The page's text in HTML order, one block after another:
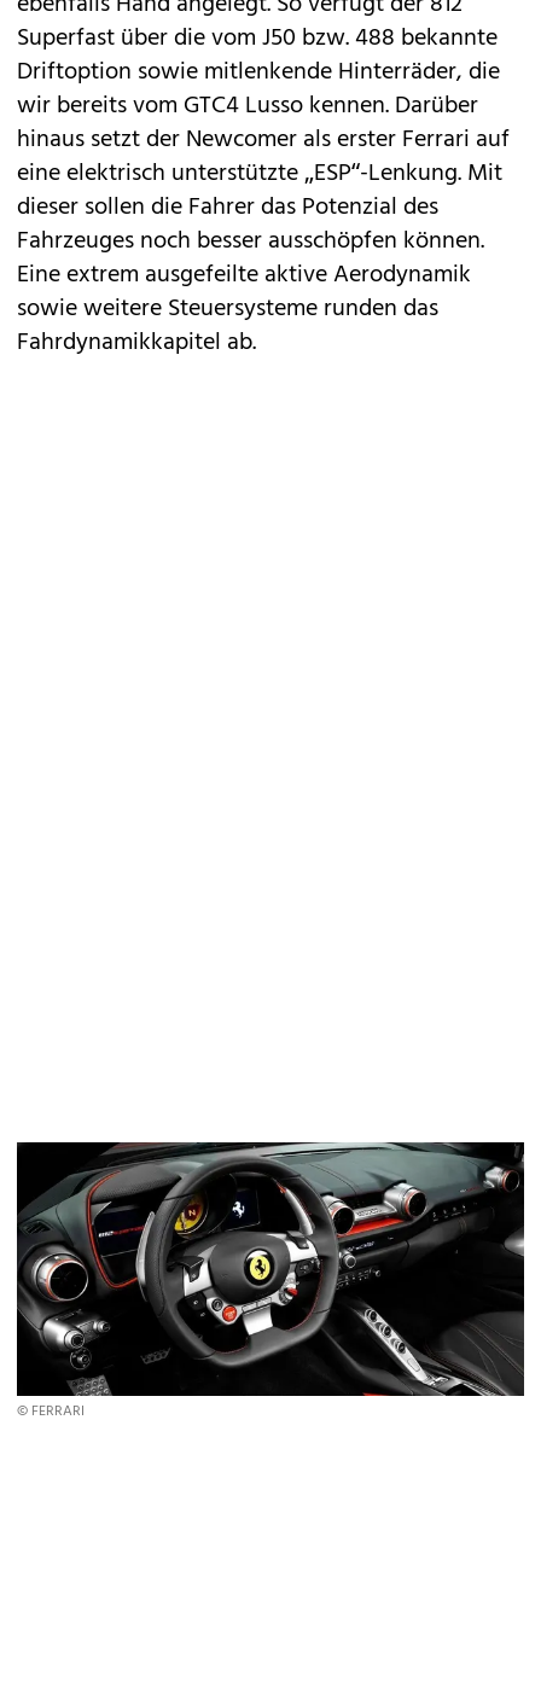
Superfast über die vomJ50 bzw.488 bekannte
Driftoption sowie mitlenkende Hinterräder, die
wir bereits vom GTC4 Lussokennen. Darüber
hinaus setzt der Newcomer als erster Ferrari auf
eine elektrisch unterstützte „ESP“-Lenkung. Mit
dieser sollen die Fahrer das Potenzial des
Fahrzeuges noch besser ausschöpfen können.
Eine extrem ausgefeilte aktive Aerodynamik
sowie weitere Steuersysteme runden das
Fahrdynamikkapitel ab.
© FERRARI